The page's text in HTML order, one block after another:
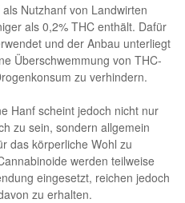
Nutzhanf von Landwirten
als 0,2% THC enthält. Dafür
und der Anbau unterliegt
Überschwemmung von THC-
zu verhindern.
Hanf scheint jedoch nicht nur
zu sein, sondern allgemein
das körperliche Wohl zu
werden teilweise
eingesetzt, reichen jedoch
zu erhalten.